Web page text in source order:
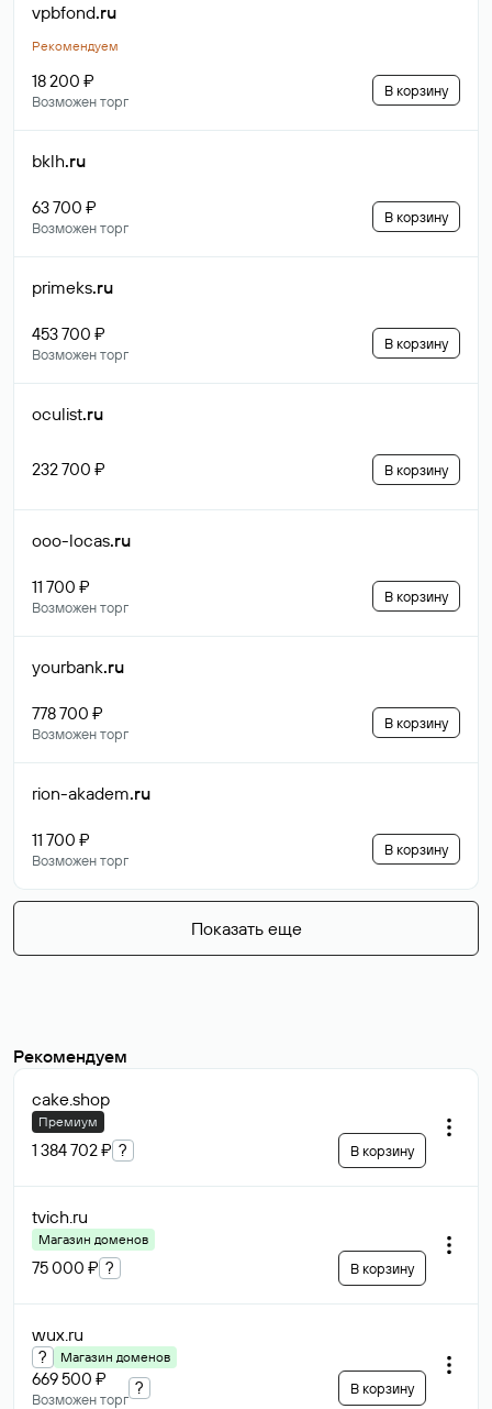
vpbfond.ru
Рекомендуем
18 200 ₽
Возможен торг
В корзину
bklh.ru
63 700 ₽
Возможен торг
В корзину
primeks.ru
453 700 ₽
Возможен торг
В корзину
oculist.ru
232 700 ₽ В корзину
ooo-locas.ru
11 700 ₽
Возможен торг
В корзину
yourbank.ru
778 700 ₽
Возможен торг
В корзину
rion-akadem.ru
11 700 ₽
Возможен торг
В корзину
Показать еще
Рекомендуем
cake.shop
Премиум
1 384 702 ₽ ? В корзину
tvich.ru
Магазин доменов
75 000 ₽ ? В корзину
wux.ru
? Магазин доменов
669 500 ₽
Возможен торг
? В корзину